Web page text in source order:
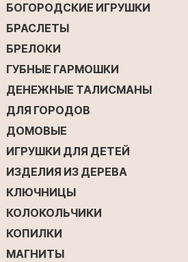
БОГОРОДСКИЕ ИГРУШКИ
БРАСЛЕТЫ
БРЕЛОКИ
ГУБНЫЕ ГАРМОШКИ
ДЕНЕЖНЫЕ ТАЛИСМАНЫ
ДЛЯ ГОРОДОВ
ДОМОВЫЕ
ИГРУШКИ ДЛЯ ДЕТЕЙ
ИЗДЕЛИЯ ИЗ ДЕРЕВА
КЛЮЧНИЦЫ
КОЛОКОЛЬЧИКИ
КОПИЛКИ
МАГНИТЫ